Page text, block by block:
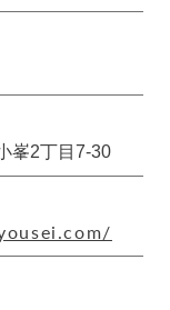
峯2丁目7-30